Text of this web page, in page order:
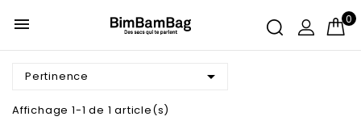
 0
Pertinence 
Affichage 1-1 de 1 article(s)